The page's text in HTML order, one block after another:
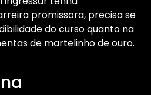
promissora, precisa se
do curso quanto na
de martelinho de ouro.